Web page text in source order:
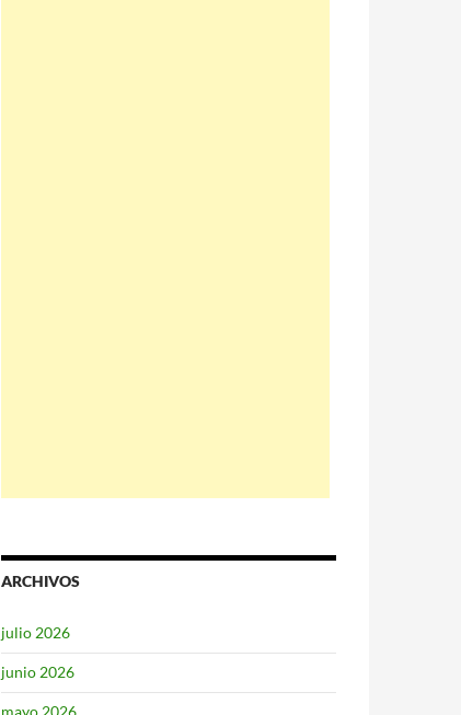
ARCHIVOS
julio 2026
junio 2026
mayo 2026